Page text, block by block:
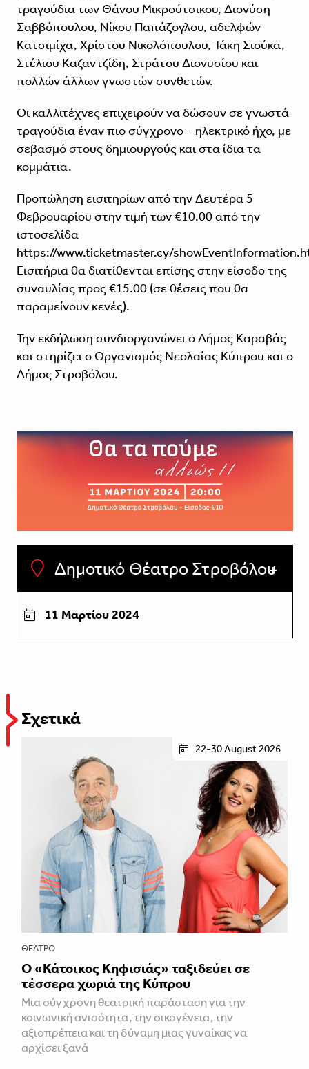
τραγούδια των Θάνου Μικρούτσικου, Διονύση
Σαββόπουλου, Νίκου Παπάζογλου, αδελφών
Κατσιμίχα, Χρίστου Νικολόπουλου, Τάκη Σιούκα,
Στέλιου Καζαντζίδη, Στράτου Διονυσίου και
πολλών άλλων γνωστών συνθετών.
Οι καλλιτέχνες επιχειρούν να δώσουν σε γνωστά
τραγούδια έναν πιο σύγχρονο – ηλεκτρικό ήχο, με
σεβασμό στους δημιουργούς και στα ίδια τα
κομμάτια.
Προπώληση εισιτηρίων από την Δευτέρα 5
Φεβρουαρίου στην τιμή των €10.00 από την
ιστοσελίδα
https://www.ticketmaster.cy/
Εισιτήρια θα διατίθενται επίσης στην είσοδο της
συναυλίας προς €15.00 (σε θέσεις που θα
παραμείνουν κενές).
Την εκδήλωση συνδιοργανώνει ο Δήμος Καραβάς
και στηρίζει ο Οργανισμός Νεολαίας Κύπρου και ο
Δήμος Στροβόλου.
Δημοτικό Θέατρο Στροβόλου
11 Μαρτίου 2024
Σχετικά
22-30 August 2026
ΘΈΑΤΡΟ
Ο «Κάτοικος Κηφισιάς» ταξιδεύει σε
τέσσερα χωριά της Κύπρου
Μια σύγχρονη θεατρική παράσταση για την
κοινωνική ανισότητα, την οικογένεια, την
αξιοπρέπεια και τη δύναμη μιας γυναίκας να
αρχίσει ξανά